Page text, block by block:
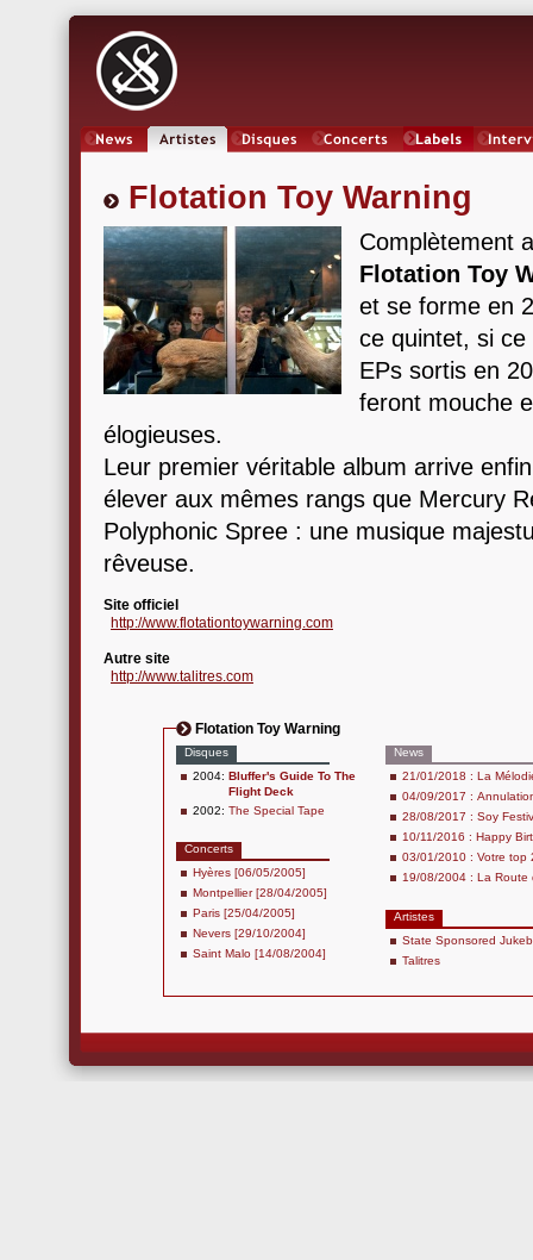
Flotation Toy Warning
Complètement
Flotation Toy
et se forme en
ce quintet, si
EPs sortis en
feront mouche
élogieuses.
Leur premier véritable album arrive
élever aux mêmes rangs que Mercury
Polyphonic Spree : une musique
rêveuse.
Site officiel
http://www.flotationtoywarning.com
Autre site
http://www.talitres.com
Flotation Toy Warning
Disques
2004: Bluffer's Guide To The
Flight Deck
2002: The Special Tape
Concerts
Hyères [06/05/2005]
Montpellier [28/04/2005]
Paris [25/04/2005]
Nevers [29/10/2004]
Saint Malo [14/08/2004]
News
21/01/2018 : La
04/09/2017 :
28/08/2017 : Soy
10/11/2016 : Happy
03/01/2010 : Votre top
19/08/2004 : La Route
Artistes
State Sponsored
Talitres